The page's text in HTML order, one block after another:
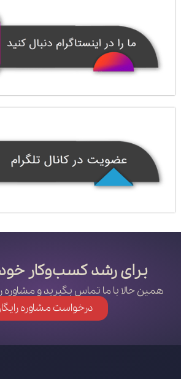
برای رشد کسب‌وکار خود
همین حالا با ما تماس بگیرید و مشاوره
درخواست مشاوره